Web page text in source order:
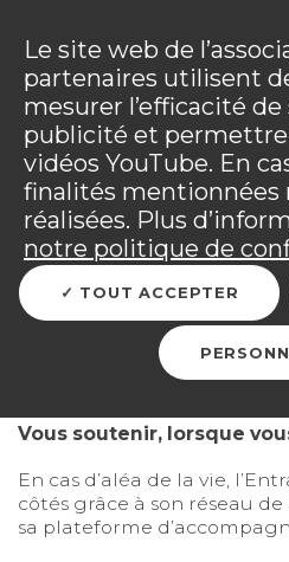
adhérents sinistrés et les
Tous les détails dans
Vous êtes sur le site Tégo
RETOUR
Entraide Tégo
Vous soutenir, lorsque
En cas d’aléa de la vie,
côtés grâce à son réseau
sa plateforme
Le site web de
partenaires utilisent
mesurer l’efficacité
publicité et permettre
vidéos YouTube. En
finalités mentionnées
réalisées. Plus
notre politique de
TOUT ACCEPTER